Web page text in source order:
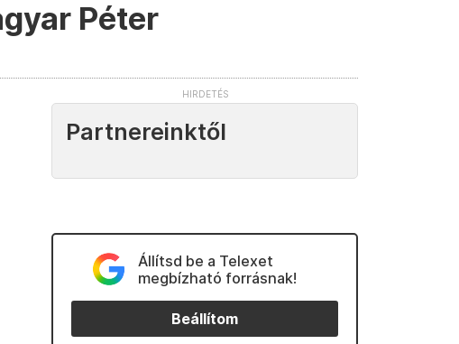
Péter
Partnereinktől
Állítsd be a Telexet
megbízható forrásnak!
Beállítom